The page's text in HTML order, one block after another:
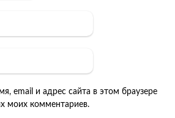
email и адрес сайта в этом браузере
моих комментариев.